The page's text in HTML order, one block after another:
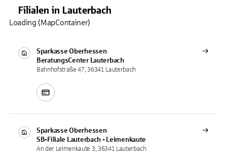
Filialen in Lauterbach
Sparkasse Oberhessen
BeratungsCenter
Lauterbach
Bahnhofstraße 47, 36341 Lauterbach
Sparkasse Oberhessen
SB-Filiale
Lauterbach - Leimenkaute
An der Leimenkaute 3, 36341 Lauterbach
Loading (MapContainer)